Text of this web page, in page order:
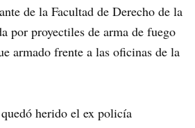
de la Facultad de Derecho de la
por proyectiles de arma de fuego
armado frente a las oficinas de la
herido el ex policía